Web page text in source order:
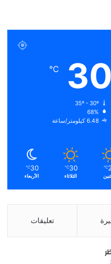
30
℃
68%
6.48 كيلومتر/ساعة
℃
30
℃
الثلاثاء
30
℃
الأربعاء
تعليقات